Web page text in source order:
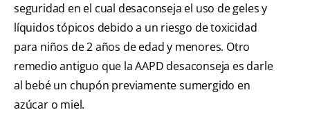
seguridad en el cual desaconseja el uso de geles y
líquidos tópicos debido a un riesgo de toxicidad
para niños de 2 años de edad y menores. Otro
remedio antiguo que la AAPD desaconseja es darle
al bebé un chupón previamente sumergido en
azúcar o miel.